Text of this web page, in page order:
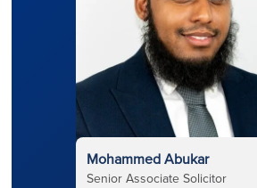
Mohammed Abukar
Senior Associate Solicitor